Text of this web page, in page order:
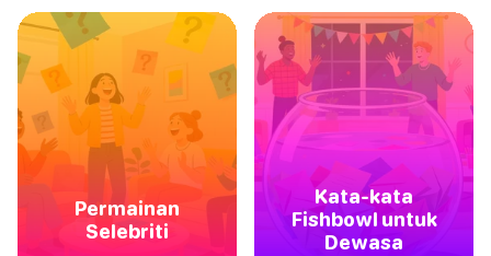
Permainan
Selebriti
Kata-kata
Fishbowl untuk
Dewasa